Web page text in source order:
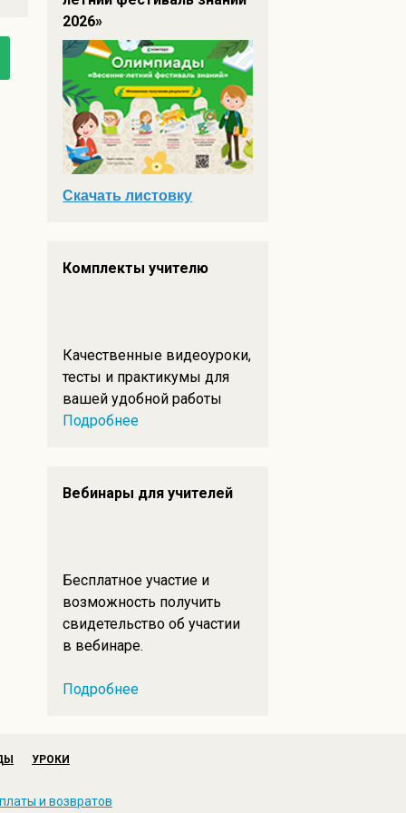
2026»
Скачать листовку
Комплекты учителю
Качественные видеоуроки,
тесты и практикумы для
вашей удобной работы
Подробнее
Вебинары для учителей
Бесплатное участие и
возможность получить
свидетельство об участии
в вебинаре.
Подробнее
УРОКИ
и возвратов